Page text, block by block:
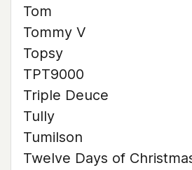
Tom
Tommy V
Topsy
TPT9000
Triple Deuce
Tully
Tumilson
Twelve Days of